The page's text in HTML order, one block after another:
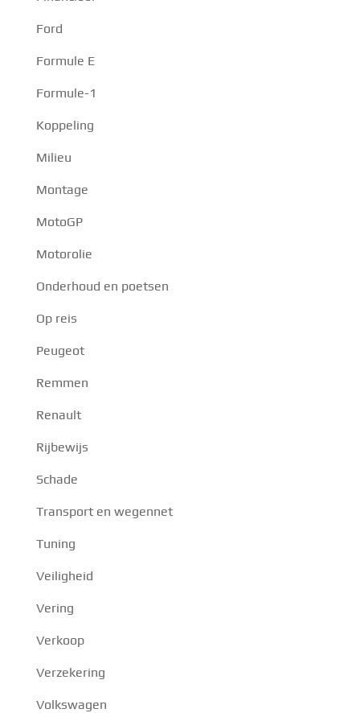
Ford
Formule E
Formule-1
Koppeling
Milieu
Montage
MotoGP
Motorolie
Onderhoud en poetsen
Op reis
Peugeot
Remmen
Renault
Rijbewijs
Schade
Transport en wegennet
Tuning
Veiligheid
Vering
Verkoop
Verzekering
Volkswagen